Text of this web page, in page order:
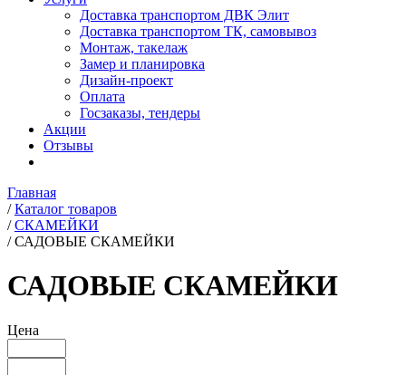
Доставка транспортом ДВК Элит
Доставка транспортом ТК, самовывоз
Монтаж, такелаж
Замер и планировка
Дизайн-проект
Оплата
Госзаказы, тендеры
Акции
Отзывы
Главная
/ Каталог товаров
/ СКАМЕЙКИ
/ САДОВЫЕ СКАМЕЙКИ
САДОВЫЕ СКАМЕЙКИ
Цена